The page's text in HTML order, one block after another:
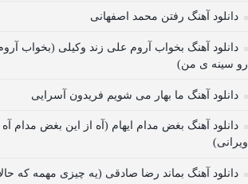
دانلود آهنگ رفتن محمد اصفهانی
دانلود آهنگ بخواب آروم علی زند وکیلی (بخواب
رو سینه ی من)
دانلود آهنگ ما بهار می شویم فریدون آسرایی
دانلود آهنگ بغض مدام ایهام (آه از این بغض مدام آه
ویرانی)
دانلود آهنگ بماند رضا صادقی (یه چیزی مهمه که